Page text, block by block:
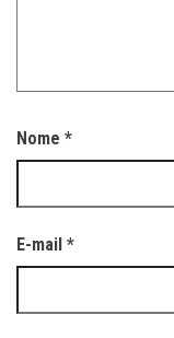
Nome *
E-mail *